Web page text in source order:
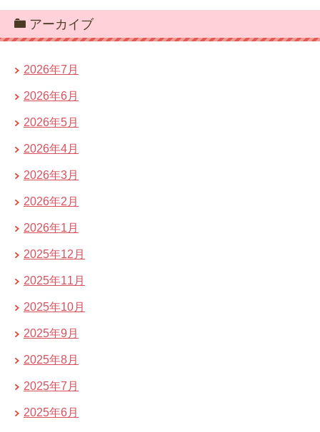
アーカイブ
2026年7月
2026年6月
2026年5月
2026年4月
2026年3月
2026年2月
2026年1月
2025年12月
2025年11月
2025年10月
2025年9月
2025年8月
2025年7月
2025年6月